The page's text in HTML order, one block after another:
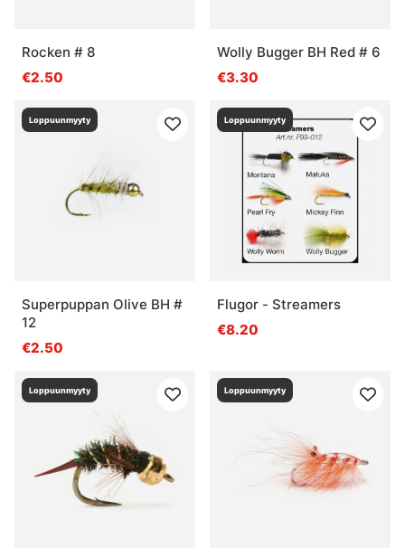
Rocken # 8
€2.50
Wolly Bugger BH Red # 6
€3.30
Loppuunmyyty
Superpuppan Olive BH #
12
€2.50
Loppuunmyyty
Flugor - Streamers
€8.20
Loppuunmyyty Loppuunmyyty